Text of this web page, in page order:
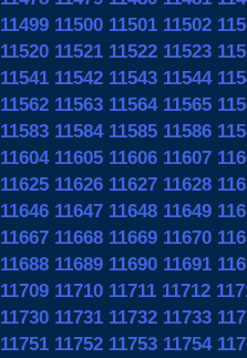
11499 11500 11501 11502
11520 11521 11522 11523
11541 11542 11543 11544
11562 11563 11564 11565
11583 11584 11585 11586
11604 11605 11606 11607
11625 11626 11627 11628
11646 11647 11648 11649
11667 11668 11669 11670
11688 11689 11690 11691
11709 11710 11711 11712
11730 11731 11732 11733
11751 11752 11753 11754